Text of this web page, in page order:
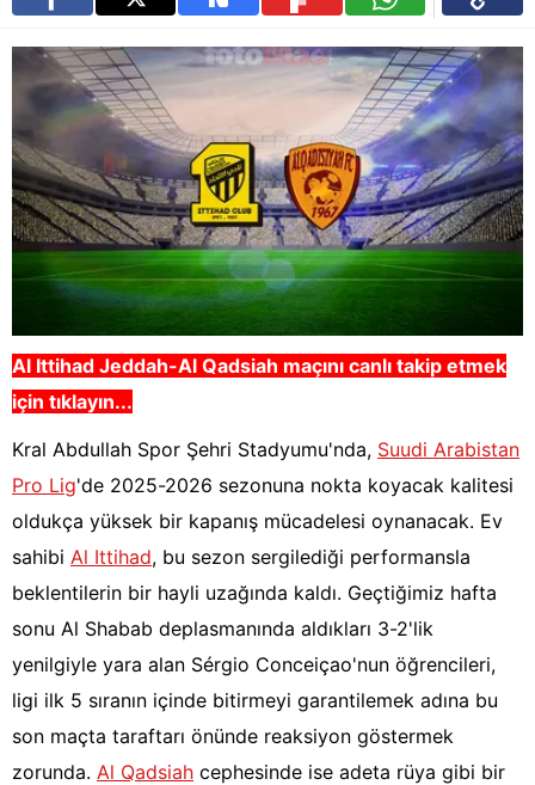
Al Ittihad Jeddah-Al Qadsiah maçını canlı takip etmek
için tıklayın...
Kral Abdullah Spor Şehri Stadyumu'nda, Suudi Arabistan
Pro Lig'de 2025-2026 sezonuna nokta koyacak kalitesi
oldukça yüksek bir kapanış mücadelesi oynanacak. Ev
sahibi Al Ittihad, bu sezon sergilediği performansla
beklentilerin bir hayli uzağında kaldı. Geçtiğimiz hafta
sonu Al Shabab deplasmanında aldıkları 3-2'lik
yenilgiyle yara alan Sérgio Conceiçao'nun öğrencileri,
ligi ilk 5 sıranın içinde bitirmeyi garantilemek adına bu
son maçta taraftarı önünde reaksiyon göstermek
zorunda. Al Qadsiah cephesinde ise adeta rüya gibi bir